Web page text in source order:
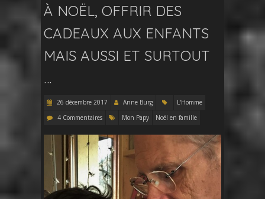
À NOËL, OFFRIR DES
CADEAUX AUX ENFANTS
MAIS AUSSI ET SURTOUT
…
26 décembre 2017 Anne Burg
L'Homme
4 Commentaires
Mon Papy Noël en famille